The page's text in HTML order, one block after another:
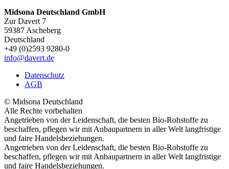
Midsona Deutschland GmbH
Zur Davert 7
59387 Ascheberg
Deutschland
+49 (0)2593 9280-0
info@davert.de
Datenschutz
AGB
© Midsona Deutschland
Alle Rechte vorbehalten
Angetrieben von der Leidenschaft, die besten Bio-Rohstoffe zu
beschaffen, pflegen wir mit Anbaupartnern in aller Welt langfristige
und faire Handelsbeziehungen.
Angetrieben von der Leidenschaft, die besten Bio-Rohstoffe zu
beschaffen, pflegen wir mit Anbaupartnern in aller Welt langfristige
und faire Handelsbeziehungen.